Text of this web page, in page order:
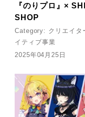
『のりプロ』×
SHOP
Category: クリエイタ
イティブ事業
2025年04月25日